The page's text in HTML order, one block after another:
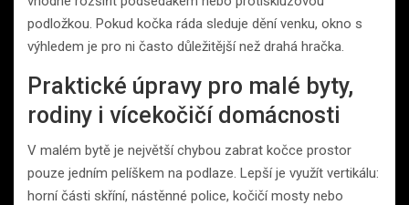
podložkou. Pokud kočka ráda sleduje dění venku, okno s
výhledem je pro ni často důležitější než drahá hračka.
Praktické úpravy pro malé byty,
rodiny i vícekočičí domácnosti
V malém bytě je největší chybou zabrat kočce prostor
pouze jedním pelíškem na podlaze. Lepší je využít vertikálu:
horní části skříní, nástěnné police, kočičí mosty nebo